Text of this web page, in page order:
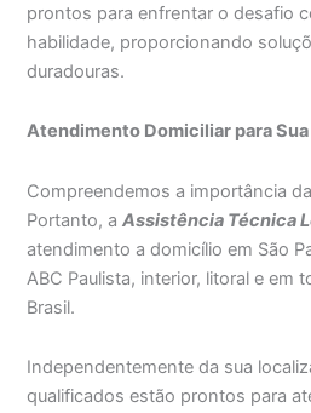
prontos para enfrentar o desafio
habilidade, proporcionando
duradouras.
Atendimento Domiciliar para
Compreendemos a importância
Portanto, aAssistência Técnica
atendimento a domicílio em São
ABC Paulista, interior, litoral e em
Brasil.
Independentemente da sua
qualificados estão prontos para